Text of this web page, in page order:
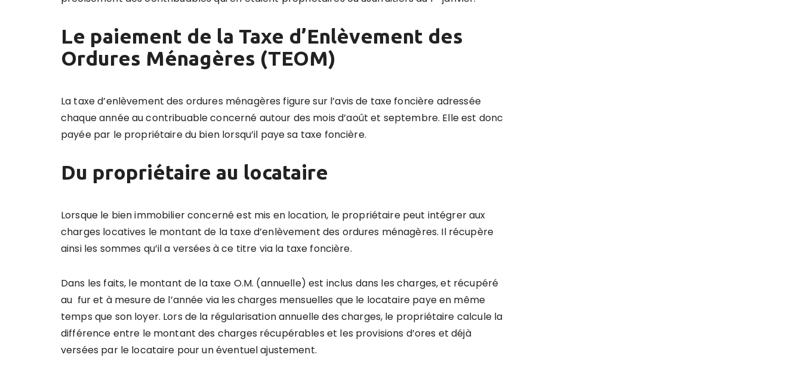
Le paiement de la Taxe d’Enlèvement des
Ordures Ménagères (TEOM)
La taxe d’enlèvement des ordures ménagères figure sur l’avis de taxe foncière adressée
chaque année au contribuable concerné autour des mois d’août et septembre. Elle est donc
payée par le propriétaire du bien lorsqu’il paye sa taxe foncière.
Du propriétaire au locataire
Lorsque le bien immobilier concerné est mis en location, le propriétaire peut intégrer aux
charges locatives le montant de la taxe d’enlèvement des ordures ménagères. Il récupère
ainsi les sommes qu’il a versées à ce titre via la taxe foncière.
Dans les faits, le montant de la taxe O.M. (annuelle) est inclus dans les charges, et récupéré
au fur et à mesure de l’année via les charges mensuelles que le locataire paye en même
temps que son loyer. Lors de la régularisation annuelle des charges, le propriétaire calcule la
différence entre le montant des charges récupérables et les provisions d’ores et déjà
versées par le locataire pour un éventuel ajustement.